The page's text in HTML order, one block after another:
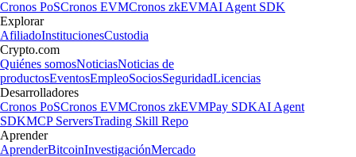
Cronos PoSCronos EVMCronos zkEVMAI Agent SDK
Explorar
AfiliadoInstitucionesCustodia
Crypto.com
Quiénes somosNoticiasNoticias de
productosEventosEmpleoSociosSeguridadLicencias
Desarrolladores
Cronos PoSCronos EVMCronos zkEVMPay SDKAI Agent
SDKMCP ServersTrading Skill Repo
Aprender
AprenderBitcoinInvestigaciónMercado